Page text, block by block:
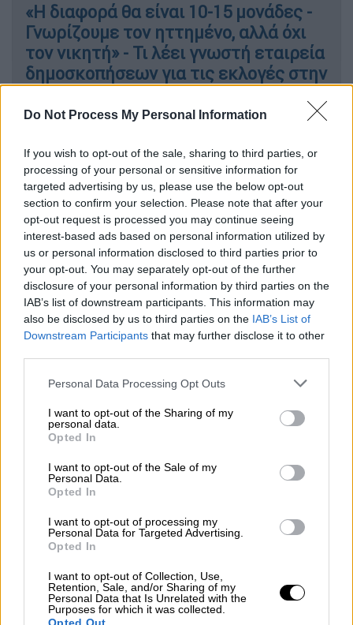
Do Not Process My Personal Information
If you wish to opt-out of the sale, sharing to third parties, or
processing of your personal or sensitive information for
targeted advertising by us, please use the below opt-out
section to confirm your selection. Please note that after your
opt-out request is processed you may continue seeing
interest-based ads based on personal information utilized by
us or personal information disclosed to third parties prior to
your opt-out. You may separately opt-out of the further
disclosure of your personal information by third parties on the
IAB’s list of downstream participants. This information may
also be disclosed by us to third parties on the IAB’s List of
Downstream Participants that may further disclose it to other
Please note that this website/app uses one or more Google
not limited to your visit or usage behaviour. You may click to
grant or deny consent to Google and its third-party tags to
use your data for below specified purposes in below Google
consent section.
Personal Data Processing Opt Outs
I want to opt-out of the Sharing of my
personal data.
Opted In
I want to opt-out of the Sale of my
Personal Data.
Opted In
I want to opt-out of processing my
Personal Data for Targeted Advertising.
Opted In
I want to opt-out of Collection, Use,
Retention, Sale, and/or Sharing of my
Personal Data that Is Unrelated with the
Purposes for which it was collected.
«H διαφορά θα είναι 10-15 μονάδες -
Γνωρίζουμε τον ηττημένο, αλλά όχι
τον νικητή» - Τι λέει γνωστή εταιρεία
δημοσκοπήσεων για τις εκλογές στην
Ο άμεσος τερματισμός των μαθημάτων και
το κλείσιμο του σχολείου αυτονόητα
δημιουργείσοβαρά προβλήματατόσο στους
ίδιους τους μαθητές -και ιδίως σε αυτούς
που βρίσκονται στην τελευταία τάξη του
Λυκείου-, καθώς και στους γονείς και τις
οικογένειες των μαθητών οι οποίοι, για μία
ακόμα φορά, μετά το τέλος της πανδημίας,
θα πρέπει να προσαρμόσουν χωρίς
προειδοποίηση την καθημερινότητα τους
στην επιστροφή των μαθητών στο σύστημα
της τηλεκπαίδευσης, αναφέρει η ΕΡΤ.
Γιατί καθυστέρησε να ολοκληρωθεί η
Λίγες εβδομάδες μετά την αρχή του
κλιμάκιο εμπειρογνωμόνων του Υπ.
Παιδείας ήρθε στις Βρυξέλλες και
επισκέφτηκε το κτίριο που στεγάζει το
ελληνικό σχολείο στο δήμο του St. Gilles
στην οδό Joseph Claes 91. Τότε